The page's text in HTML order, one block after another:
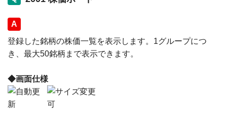
回答
登録した銘柄の株価一覧を表示します。1グループにつ
き、最大50銘柄まで表示できます。
◆画面仕様